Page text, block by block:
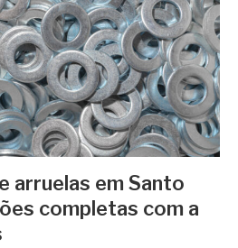
arruelas em Santo
completas com a